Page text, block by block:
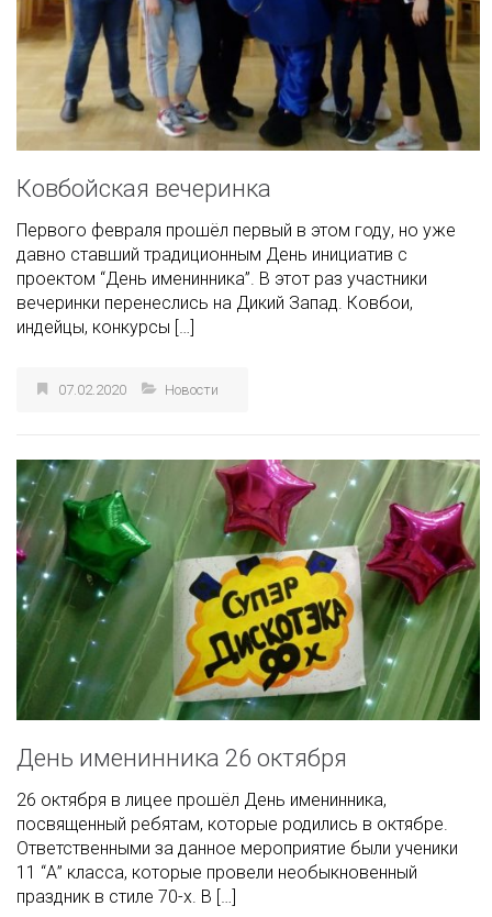
Ковбойская вечеринка
Первого февраля прошёл первый в этом году, но уже
давно ставший традиционным День инициатив с
проектом “День именинника”. В этот раз участники
вечеринки перенеслись на Дикий Запад. Ковбои,
индейцы, конкурсы […]
07.02.2020 Новости
День именинника 26 октября
26 октября в лицее прошёл День именинника,
посвященный ребятам, которые родились в октябре.
Ответственными за данное мероприятие были ученики
11 “А” класса, которые провели необыкновенный
праздник в стиле 70-х. В […]